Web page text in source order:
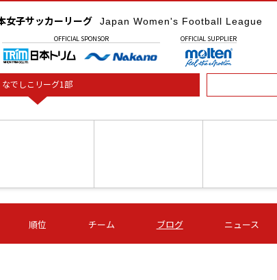
女子サッカーリーグ Japan Women's Football League
OFFICIAL SPONSOR OFFICIAL SUPPLIER
なでしこリーグ1部
第16節 09/05 (土) 15:00
石人の星
-
第16節 09/05 (土) 16:00
ＡＧＦ
-
いちご
-
順位 チーム ブログ ニュース